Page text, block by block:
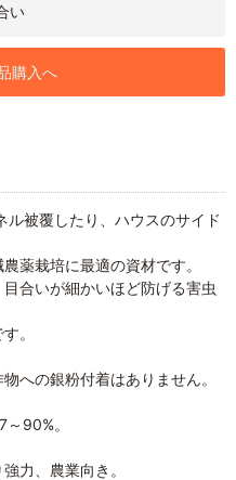
い
購入へ
被覆したり、ハウスのサイド
薬栽培に最適の資材です。
合いが細かいほど防げる害虫
。
への銀粉付着はありません。
90%。
力、農業向き。